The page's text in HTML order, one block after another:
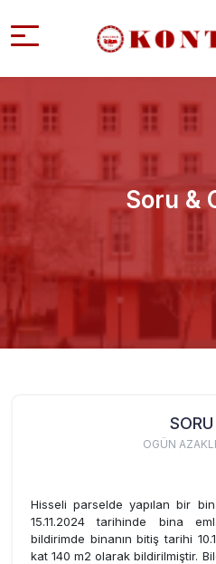
Soru &
SORU
OGÜN
Hisseli parselde yapılan bir
15.11.2024 tarihinde bina
bildirimde binanın bitiş tarihi
kat 140 m2 olarak bildirilmiştir.